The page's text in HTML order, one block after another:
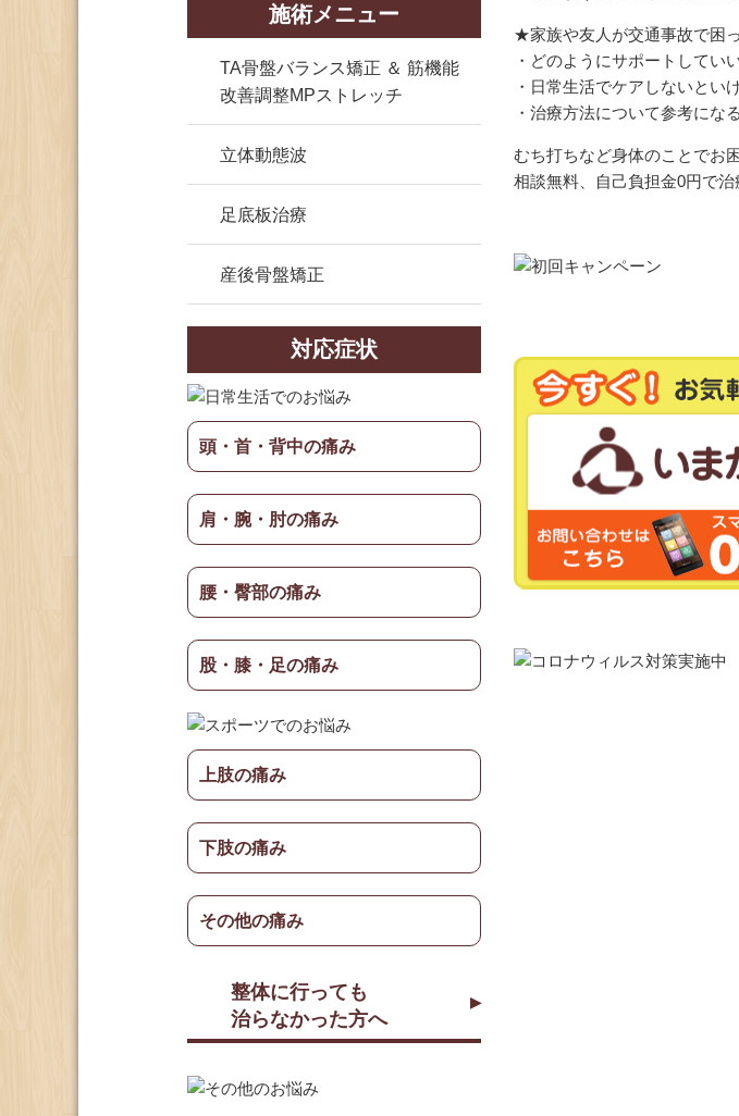
★家族や友人が交通事故で困
・どのようにサポートしてい
・日常生活でケアしないとい
・治療方法について参考にな
むち打ちなど身体のことでお
相談無料、自己負担金0円で治
施術メニュー
TA骨盤バランス矯正 ＆ 筋機能
改善調整MPストレッチ
立体動態波
足底板治療
産後骨盤矯正
対応症状
頭・首・背中の痛み
肩・腕・肘の痛み
腰・臀部の痛み
股・膝・足の痛み
上肢の痛み
下肢の痛み
その他の痛み
整体に行っても
治らなかった方へ